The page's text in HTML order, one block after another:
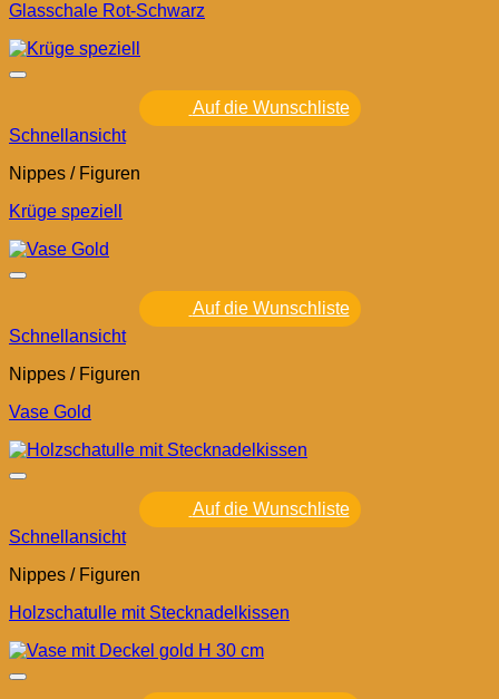
Glasschale Rot-Schwarz
Auf die Wunschliste
Schnellansicht
Nippes / Figuren
Krüge speziell
Auf die Wunschliste
Schnellansicht
Nippes / Figuren
Vase Gold
Auf die Wunschliste
Schnellansicht
Nippes / Figuren
Holzschatulle mit Stecknadelkissen